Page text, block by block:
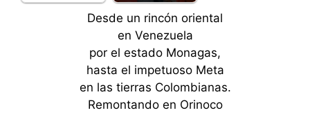
Desde un rincón oriental
en Venezuela
por el estado Monagas,
hasta el impetuoso Meta
en las tierras Colombianas.
Remontando en Orinoco